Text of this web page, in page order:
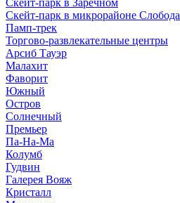
Скейт-парк в Заречном
Скейт-парк в микрорайоне Слобода
Памп-трек
Торгово-развлекательные центры
Арсиб Тауэр
Малахит
Фаворит
Южный
Остров
Солнечный
Премьер
Па-На-Ма
Колумб
Гудвин
Галерея Вояж
Кристалл